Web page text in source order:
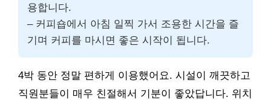
용합니다.
– 커피숍에서 아침 일찍 가서 조용한 시간을 즐
기며 커피를 마시면 좋은 시작이 됩니다.
4박 동안 정말 편하게 이용했어요. 시설이 깨끗하고
직원분들이 매우 친절해서 기분이 좋았답니다. 위치